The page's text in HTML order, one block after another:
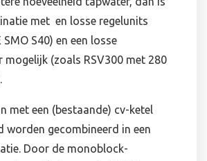
met en losse regelunits
SMO S40) en een losse
mogelijk (zoals RSV300 met 280
met een (bestaande) cv-ketel
worden gecombineerd in een
Door de monoblock-